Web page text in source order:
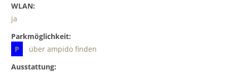
WLAN:
ja
Parkmöglichkeit:
P
über ampido finden
Ausstattung: